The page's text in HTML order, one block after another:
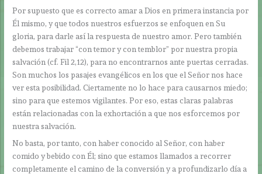
Por supuesto que es correcto amar a Dios en primera instancia por
Él mismo, y que todos nuestros esfuerzos se enfoquen en Su
gloria, para darle así la respuesta de nuestro amor. Pero también
debemos trabajar “con temor y con temblor” por nuestra propia
salvación (cf. Fil 2,12), para no encontrarnos ante puertas cerradas.
Son muchos los pasajes evangélicos en los que el Señor nos hace
ver esta posibilidad. Ciertamente no lo hace para causarnos miedo;
sino para que estemos vigilantes. Por eso, estas claras palabras
están relacionadas con la exhortación a que nos esforcemos por
nuestra salvación.
No basta, por tanto, con haber conocido al Señor, con haber
comido y bebido con Él; sino que estamos llamados a recorrer
completamente el camino de la conversión y a profundizarlo día a